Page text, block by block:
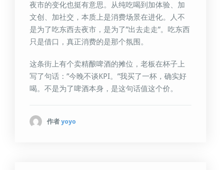
夜市的变化也挺有意思。从纯吃喝到加体验、加
文创、加社交，本质上是消费场景在进化。人不
是为了吃东西去夜市，是为了”出去走走”。吃东西
只是借口，真正消费的是那个氛围。
这条街上有个卖精酿啤酒的摊位，老板在杯子上
写了句话：”今晚不谈KPI。”我买了一杯，确实好
喝。不是为了啤酒本身，是这句话值这个价。
作者 yoyo